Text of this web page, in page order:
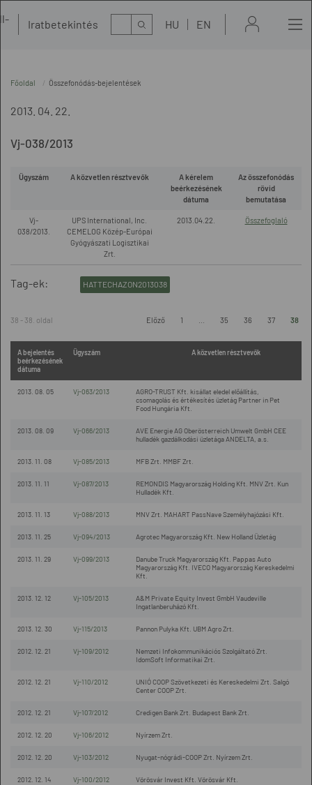
Iratbetekintés Kereső HU EN
Főoldal Összefonódás-bejelentések
2013. 04. 22.
Vj-038/2013
Ügyszám A közvetlen résztvevők
A kérelem
beérkezésének
dátuma
Az összefonódás
rövid
bemutatása
Vj-
038/2013.
UPS International, Inc.
CEMELOG Közép-Európai
Gyógyászati Logisztikai
Zrt.
2013.04.22. Összefoglaló
Tag-ek: HATTECHAZON2013038
38 - 38. oldal Előző 1 35 36 37 38
A bejelentés
beérkezésének
dátuma
Ügyszám A közvetlen résztvevők
2013. 08. 05 Vj-063/2013
AGRO-TRUST Kft. kisállat eledel előállítás,
csomagolás és értékesítés üzletág Partner in Pet
Food Hungária Kft.
2013. 08. 09 Vj-066/2013
AVE Energie AG Oberösterreich Umwelt GmbH CEE
hulladék gazdálkodási üzletága ANDELTA, a.s.
2013. 11. 08 Vj-085/2013 MFB Zrt. MMBF Zrt.
2013. 11. 11 Vj-087/2013
REMONDIS Magyarország Holding Kft. MNV Zrt. Kun
Hulladék Kft.
2013. 11. 13 Vj-088/2013 MNV Zrt. MAHART PassNave Személyhajózási Kft.
2013. 11. 25 Vj-094/2013 Agrotec Magyarország Kft. New Holland Üzletág
2013. 11. 29 Vj-099/2013
Danube Truck Magyarország Kft. Pappas Auto
Magyarország Kft. IVECO Magyarország Kereskedelmi
Kft.
2013. 12. 12 Vj-105/2013
A&M Private Equity Invest GmbH Vaudeville
Ingatlanberuházó Kft.
2013. 12. 30 Vj-115/2013 Pannon Pulyka Kft. UBM Agro Zrt.
2012. 12. 21 Vj-109/2012
Nemzeti Infokommunikációs Szolgáltató Zrt.
IdomSoft Informatikai Zrt.
2012. 12. 21 Vj-110/2012
UNIÓ COOP Szövetkezeti és Kereskedelmi Zrt. Salgó
Center COOP Zrt.
2012. 12. 21 Vj-107/2012 Credigen Bank Zrt. Budapest Bank Zrt.
2012. 12. 20 Vj-106/2012 Nyírzem Zrt.
2012. 12. 20 Vj-103/2012 Nyugat-nógrádi-COOP Zrt. Nyírzem Zrt.
2012. 12. 14 Vj-100/2012 Vörösvár Invest Kft. Vörösvár Kft.